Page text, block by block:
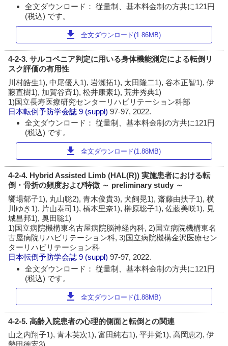
全文ダウンロード： 従量制、基本料金制の方共に121円
(税込) です。
download 全文ダウンロード(1.86MB)
4-2-3. サルコペニア判定に用いる身体機能測定による転倒リ
スク評価の有用性
川村皓生1), 中尾優人1), 岩瀬拓1), 太田隆二1), 谷本正智1), 伊
藤直樹1), 加賀谷斉1), 松井康素1), 荒井秀典1)
1)国立長寿医療研究センターリハビリテーション科部
日本転倒予防学会誌 9 (suppl)97-97, 2022.
全文ダウンロード： 従量制、基本料金制の方共に121円
(税込) です。
download 全文ダウンロード(1.88MB)
4-2-4. Hybrid Assisted Limb (HAL(R)) 実施患者における転
倒・骨折の頻度および特徴 ～ preliminary study ～
饗場郁子1), 丸山聡2), 青木俊貴3), 犬飼晃1), 齋藤由扶子1), 横
川ゆき1), 片山泰司1), 橋本里奈1), 榊原聡子1), 佐藤美咲1), 見
城昌邦1), 奥田聡1)
1)国立病院機構東名古屋病院脳神経内科, 2)国立病院機構東名
古屋病院リハビリテーション科, 3)国立病院機構金沢医療セン
ターリハビリテーション科
日本転倒予防学会誌 9 (suppl)97-97, 2022.
全文ダウンロード： 従量制、基本料金制の方共に121円
(税込) です。
download 全文ダウンロード(1.88MB)
4-2-5. 高齢入院患者の心理的側面と転倒との関連
山之内翔子1), 青木英次1), 富田純右1), 平井覚1), 高岡恵2), 伊
勢田徳宏3)